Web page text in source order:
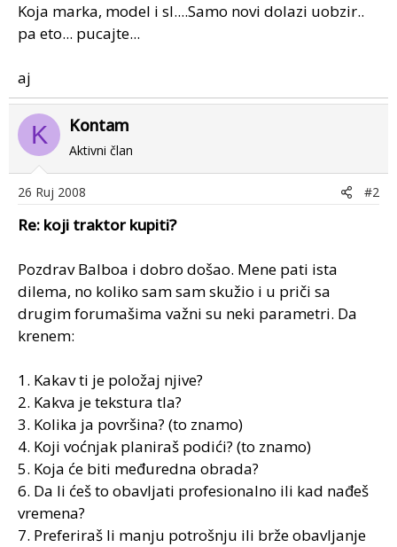
Koja marka, model i sl....Samo novi dolazi uobzir..
pa eto... pucajte...
aj
K Kontam
Aktivni član
26 Ruj 2008 #2
Re: koji traktor kupiti?
Pozdrav Balboa i dobro došao. Mene pati ista
dilema, no koliko sam sam skužio i u priči sa
drugim forumašima važni su neki parametri. Da
krenem:
1. Kakav ti je položaj njive?
2. Kakva je tekstura tla?
3. Kolika ja površina? (to znamo)
4. Koji voćnjak planiraš podići? (to znamo)
5. Koja će biti međuredna obrada?
6. Da li ćeš to obavljati profesionalno ili kad nađeš
vremena?
7. Preferiraš li manju potrošnju ili brže obavljanje